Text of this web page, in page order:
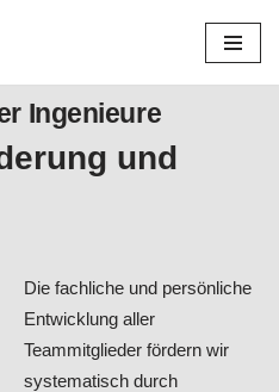
Ingenieure
und
Die fachliche und persönliche
Entwicklung aller
Teammitglieder fördern wir
systematisch durch